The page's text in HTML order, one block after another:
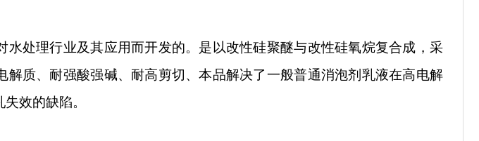
水处理行业及其应用而开发的。是以改性硅聚醚与改性硅氧烷复合成，采
解质、耐强酸强碱、耐高剪切、本品解决了一般普通消泡剂乳液在高电解
效的缺陷。